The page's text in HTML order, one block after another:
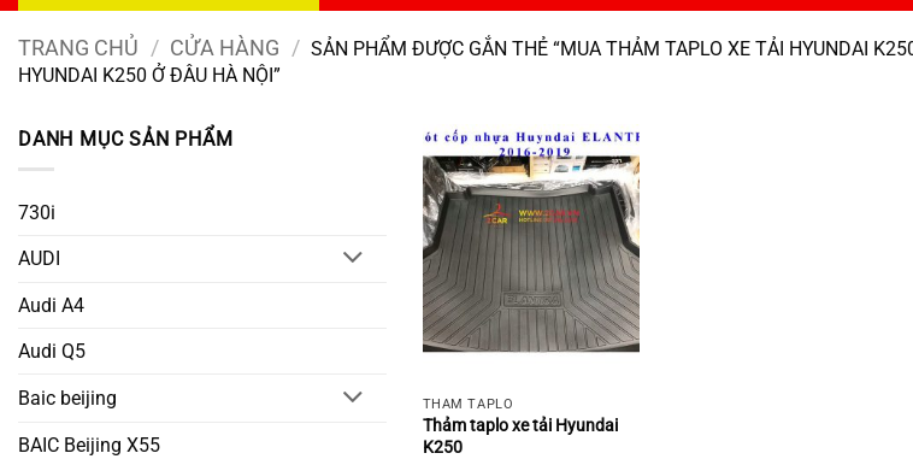
TRANG CHỦ / CỬA HÀNG / SẢN PHẨM ĐƯỢC GẮN THẺ “MUA THẢM TAPLO XE TẢI HYUNDAI
HYUNDAI K250 Ở ĐÂU HÀ NỘI”
DANH MỤC SẢN PHẨM
730i
AUDI
Audi A4
Audi Q5
Baic beijing
BAIC Beijing X55
THẢM TAPLO
Thảm taplo xe tải Hyundai
K250